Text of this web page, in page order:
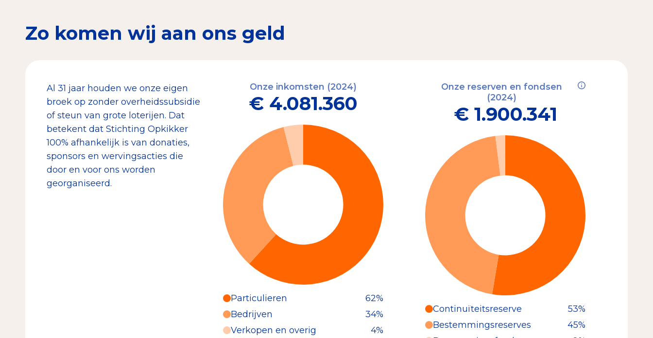
Zo komen wij aan ons geld
Onze reserven en fondsen
(2024)
€ 1.900.341
Continuïteitsreserve
53%
Bestemmingsreserves
45%
Onze inkomsten (2024)
€ 4.081.360
Particulieren (62%)
onderverdeeld:
Particulieren
62%
Bedrijven
34%
Verkopen en overig
4%
Al 31 jaar houden we onze eigen
broek op zonder overheidssubsidie
of steun van grote loterijen. Dat
betekent dat Stichting Opkikker
100% afhankelijk is van donaties,
sponsors en wervingsacties die
door en voor ons worden
georganiseerd.